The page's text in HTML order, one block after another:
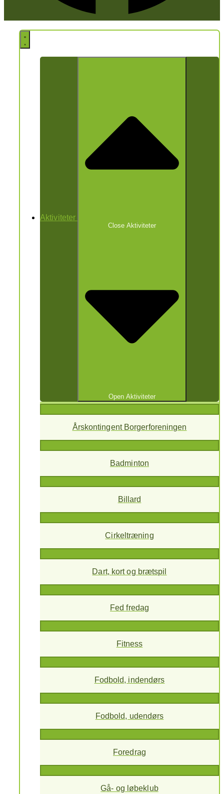
Aktiviteter
Close Aktiviteter
Open Aktiviteter
Årskontingent Borgerforeningen
Badminton
Billard
Cirkeltræning
Dart, kort og brætspil
Fed fredag
Fitness
Fodbold, indendørs
Fodbold, udendørs
Foredrag
Gå- og løbeklub